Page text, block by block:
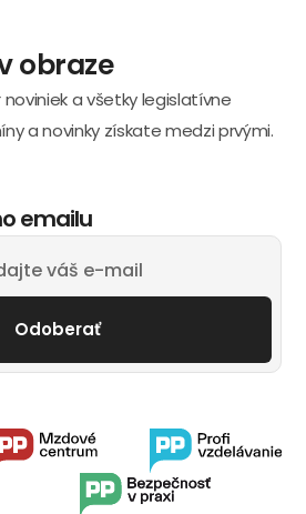
obraze
a všetky legislatívne
a novinky získate medzi prvými.
emailu
Odoberať